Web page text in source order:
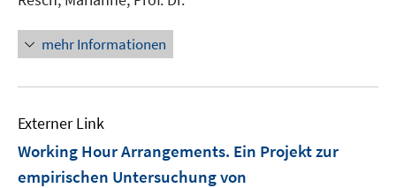
mehr Informationen
Externer Link
Working Hour Arrangements. Ein Projekt zur
empirischen Untersuchung von